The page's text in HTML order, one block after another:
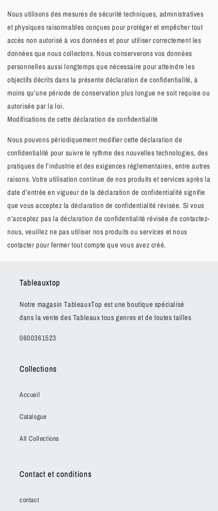
Nous utilisons des mesures de sécurité techniques, administratives
et physiques raisonnables conçues pour protéger et empêcher tout
accès non autorisé à vos données et pour utiliser correctement les
données que nous collectons. Nous conserverons vos données
personnelles aussi longtemps que nécessaire pour atteindre les
objectifs décrits dans la présente déclaration de confidentialité, à
moins qu’une période de conservation plus longue ne soit requise ou
autorisée par la loi.
Modifications de cette déclaration de confidentialité
Nous pouvons périodiquement modifier cette déclaration de
confidentialité pour suivre le rythme des nouvelles technologies, des
pratiques de l’industrie et des exigences réglementaires, entre autres
raisons. Votre utilisation continue de nos produits et services après la
date d’entrée en vigueur de la déclaration de confidentialité signifie
que vous acceptez la déclaration de confidentialité révisée. Si vous
n’acceptez pas la déclaration de confidentialité révisée de contactez-
nous, veuillez ne pas utiliser nos produits ou services et nous
contacter pour fermer tout compte que vous avez créé.
Tableauxtop
Notre magasin TableauxTop est une boutique spécialisé
dans la vente des Tableaux tous genres et de toutes tailles
0600361523
Collections
Accueil
Catalogue
All Collections
Contact et conditions
contact